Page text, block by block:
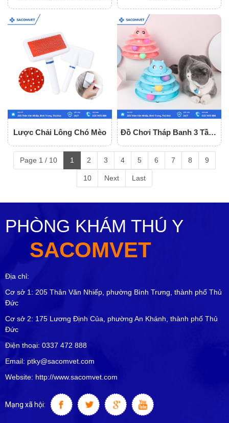
Lược Chải Lông Chó Mèo
Đồ Chơi Tháp Banh 3 Tầng
Page 1 / 10 1 2 3 4 5 6 7 8 9
10 Next Last
PHÒNG KHÁM THÚ Y
SACOMVET
Địa chỉ:
Cơ sở 1: 205 Thân Văn Nhiếp, phường Bình Trưng, thành phố Thủ
Đức
Cơ sở 2: 175 Lương Định Của, phường An Khánh, thành phố Thủ
Đức
Điện thoại: 0337 472 888
Email: ptky@sacomvet.com
Website: http://www.sacomvet.com
Mạng xã hội: